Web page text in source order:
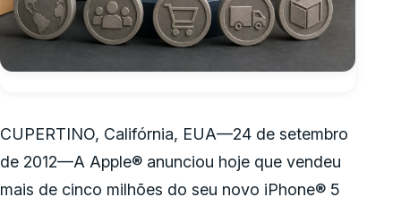
CUPERTINO, Califórnia, EUA—24 de setembro
de 2012—A Apple® anunciou hoje que vendeu
mais de cinco milhões do seu novo iPhone® 5